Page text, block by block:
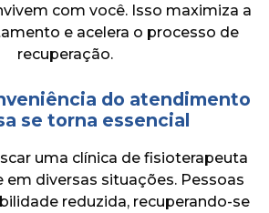
com você. Isso maximiza a
e acelera o processo de
recuperação.
do atendimento
se torna essencial
uma clínica de fisioterapeuta
em diversas situações. Pessoas
reduzida, recuperando-se